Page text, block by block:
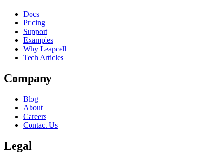
Docs
Pricing
Support
Examples
Why Leapcell
Tech Articles
Company
Blog
About
Careers
Contact Us
Legal